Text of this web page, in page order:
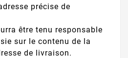
précise de
être tenu responsable
sur le contenu de la
de livraison.